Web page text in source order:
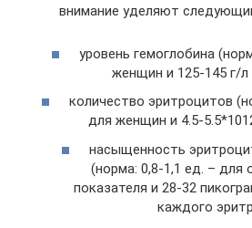
внимание уделяют
уровень гемоглобина
женщин и 125-145 г/
количество эритроцитов
для женщин и 4.5-
насыщенность
(норма: 0,8-1,1 ед. – для
показателя и 28-32
каждого